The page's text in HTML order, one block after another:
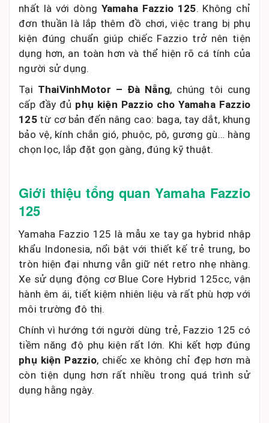
nhất là với dòng Yamaha Fazzio 125. Không chỉ
đơn thuần là lắp thêm đồ chơi, việc trang bị phụ
kiện đúng chuẩn giúp chiếc Fazzio trở nên tiện
dụng hơn, an toàn hơn và thể hiện rõ cá tính của
người sử dụng.
Tại ThaiVinhMotor – Đà Nẵng, chúng tôi cung
cấp đầy đủ phụ kiện Pazzio cho Yamaha Fazzio
125từ cơ bản đến nâng cao: baga, tay dắt, khung
bảo vệ, kính chắn gió, phuộc, pô, gương gù… hàng
chọn lọc, lắp đặt gọn gàng, đúng kỹ thuật.
Giới thiệu tổng quan Yamaha Fazzio
125
Yamaha Fazzio 125 là mẫu xe tay ga hybrid nhập
khẩu Indonesia, nổi bật với thiết kế trẻ trung, bo
tròn hiện đại nhưng vẫn giữ nét retro nhẹ nhàng.
Xe sử dụng động cơ Blue Core Hybrid 125cc, vận
hành êm ái, tiết kiệm nhiên liệu và rất phù hợp với
môi trường đô thị.
Chính vì hướng tới người dùng trẻ, Fazzio 125 có
tiềm năng độ phụ kiện rất lớn. Khi kết hợp đúng
phụ kiện Pazzio, chiếc xe không chỉ đẹp hơn mà
còn tiện dụng hơn rất nhiều trong quá trình sử
dụng hằng ngày.